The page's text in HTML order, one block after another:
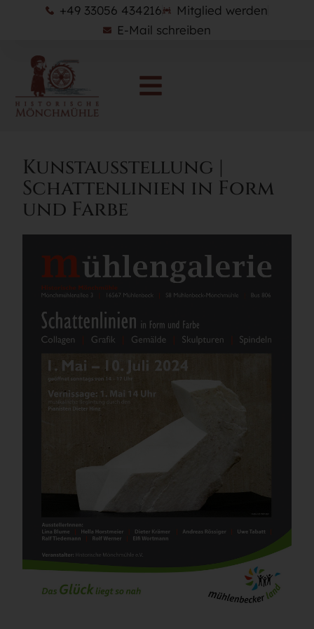
+49 33056 434216
Mitglied werden
E-Mail schreiben
Kunstausstellung |
Schattenlinien in Form
und Farbe